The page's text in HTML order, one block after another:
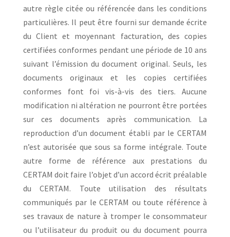
autre règle citée ou référencée dans les conditions
particulières. Il peut être fourni sur demande écrite
du Client et moyennant facturation, des copies
certifiées conformes pendant une période de 10 ans
suivant l’émission du document original. Seuls, les
documents originaux et les copies certifiées
conformes font foi vis-à-vis des tiers. Aucune
modification ni altération ne pourront être portées
sur ces documents après communication. La
reproduction d’un document établi par le CERTAM
n’est autorisée que sous sa forme intégrale. Toute
autre forme de référence aux prestations du
CERTAM doit faire l’objet d’un accord écrit préalable
du CERTAM. Toute utilisation des résultats
communiqués par le CERTAM ou toute référence à
ses travaux de nature à tromper le consommateur
ou l’utilisateur du produit ou du document pourra